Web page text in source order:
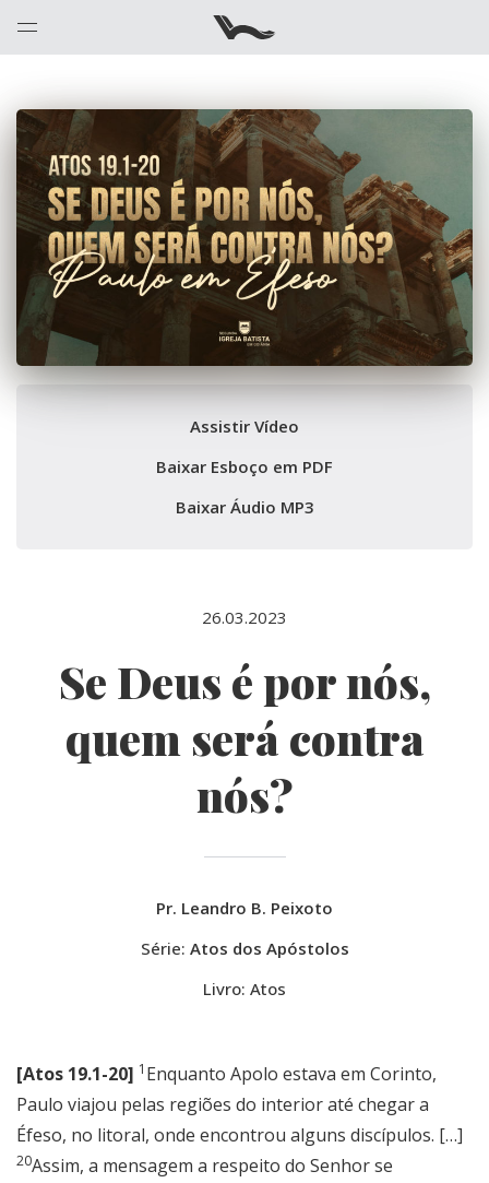
Assistir Vídeo
Baixar Esboço em PDF
Baixar Áudio MP3
26.03.2023
Se Deus é por nós,
quem será contra
nós?
Pr. Leandro B. Peixoto
Série: Atos dos Apóstolos
Livro: Atos
[Atos 19.1-20] 1 Enquanto Apolo estava em Corinto,
Paulo viajou pelas regiões do interior até chegar a
Éfeso, no litoral, onde encontrou alguns discípulos. […]
20Assim, a mensagem a respeito do Senhor se